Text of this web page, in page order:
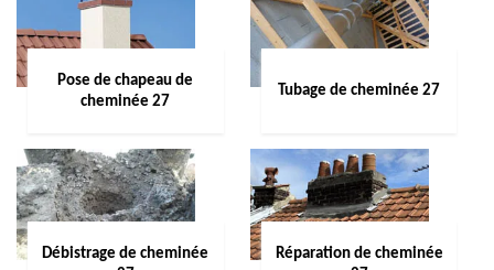
Pose de chapeau de
cheminée 27
Tubage de cheminée 27
Débistrage de cheminée
Réparation de cheminée